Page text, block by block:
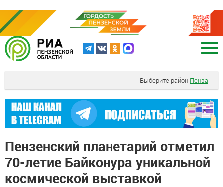
Выберите район Пенза
Пензенский планетарий отметил
70-летие Байконура уникальной
космической выставкой